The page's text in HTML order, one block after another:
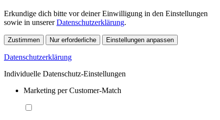
Erkundige dich bitte vor deiner Einwilligung in den Einstellungen
sowie in unsererDatenschutzerklärung.
Zustimmen Nur erforderliche Einstellungen anpassen
Datenschutzerklärung
Individuelle Datenschutz-Einstellungen
Marketing per Customer-Match